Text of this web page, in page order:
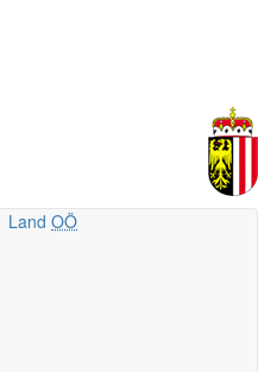
LandOÖ